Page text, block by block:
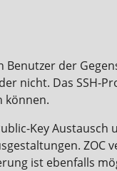
der
nicht. Das SSH-
können.
Key
ZOC
ist ebenfalls